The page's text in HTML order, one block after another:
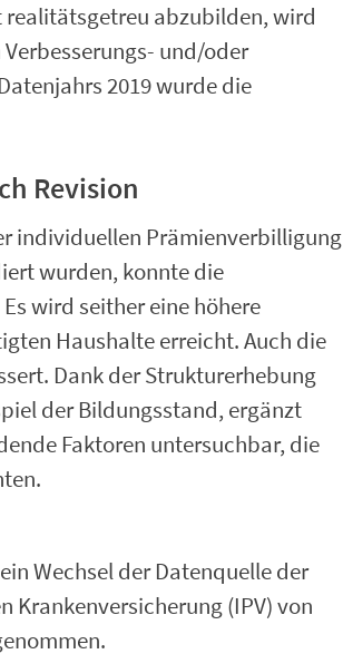
abzubilden, wird
und/oder
2019 wurde die
Revision
individuellen Prämienverbilligung
wurden, konnte die
wird seither eine höhere
Haushalte erreicht. Auch die
Dank der Strukturerhebung
der Bildungsstand, ergänzt
Faktoren untersuchbar, die
Wechsel der Datenquelle der
(IPV) von